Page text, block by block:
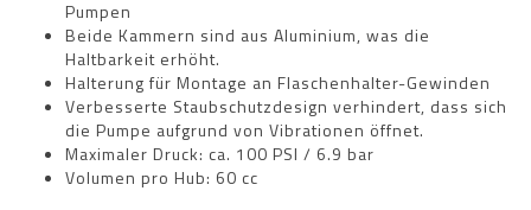
Pumpen
Beide Kammern sind aus Aluminium, was die
Haltbarkeit erhöht.
Halterung für Montage an Flaschenhalter-Gewinden
Verbesserte Staubschutzdesign verhindert, dass sich
die Pumpe aufgrund von Vibrationen öffnet.
Maximaler Druck: ca. 100 PSI / 6.9 bar
Volumen pro Hub: 60 cc